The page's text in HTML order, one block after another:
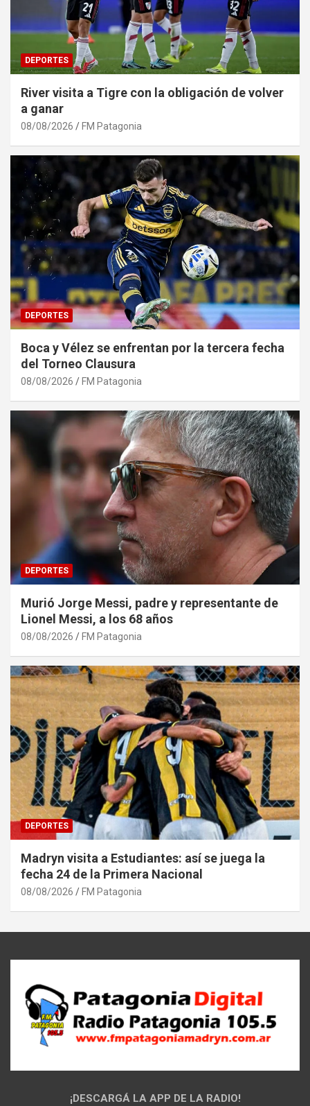
DEPORTES
River visita a Tigre con la obligación de volver
a ganar
08/08/2026 FM Patagonia
DEPORTES
Boca y Vélez se enfrentan por la tercera fecha
del Torneo Clausura
08/08/2026 FM Patagonia
DEPORTES
Murió Jorge Messi, padre y representante de
Lionel Messi, a los 68 años
08/08/2026 FM Patagonia
DEPORTES
Madryn visita a Estudiantes: así se juega la
fecha 24 de la Primera Nacional
08/08/2026 FM Patagonia
¡DESCARGÁ LA APP DE LA RADIO!